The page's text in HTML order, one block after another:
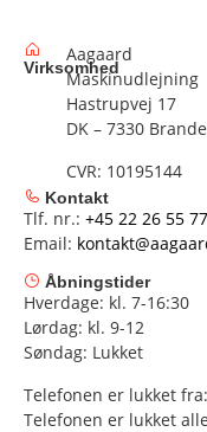
Virksomhed
Aagaard
Maskinudlejning
Hastrupvej 17
DK – 7330 Brande
CVR: 10195144
Kontakt
Tlf. nr.: +45 22 26 55 77
Email:
Åbningstider
Hverdage: kl. 7-16:30
Lørdag: kl. 9-12
Søndag: Lukket
Telefonen er lukket
Telefonen er lukket